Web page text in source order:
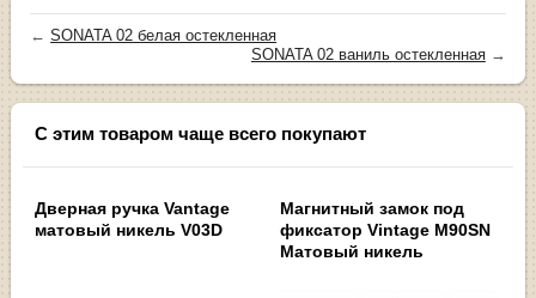
←SONATA 02 белая остекленная
SONATA 02 ваниль остекленная→
С этим товаром чаще всего покупают
Дверная ручка Vantage
матовый никель V03D
Магнитный замок под
фиксатор Vintage M90SN
Матовый никель